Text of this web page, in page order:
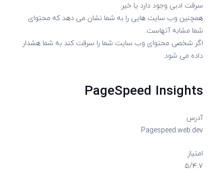
سرقت ادبی وجود دارد یا خیر.
همچنین وب سایت هایی را به شما نشان می دهد که محتوای
شما مشابه آنهاست.
اگر شخصی محتوای وب سایت شما را سرقت کند به شما هشدار
داده می شود.
PageSpeed Insights
آدرس
Pagespeed.web.dev
امتیاز
۵/۴.۷